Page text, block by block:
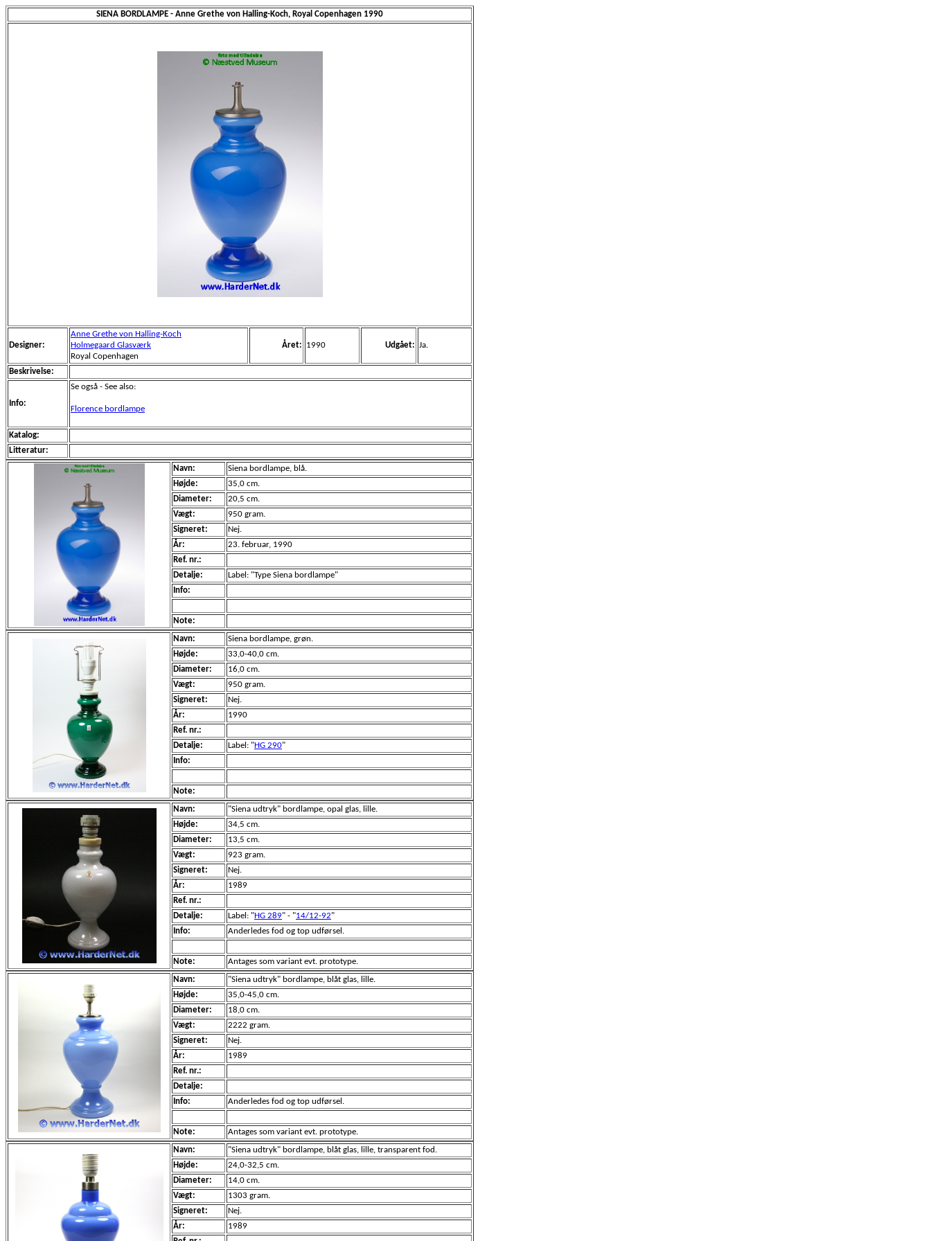
SIENA BORDLAMPE - Anne Grethe von Halling-Koch, Royal Copenhagen 1990
Designer:
Anne Grethe von Halling-Koch
Holmegaard Glasværk
Royal Copenhagen
Året: 1990 Udgået: Ja.
Beskrivelse:
Info:
Se også - See also:
Florence bordlampe
Katalog:
Litteratur:
Navn:
Siena bordlampe, blå.
Højde:
35,0 cm.
Diameter:
20,5 cm.
Vægt:
950 gram.
Signeret:
Nej.
År:
23. februar, 1990
Ref. nr.:
Detalje:
Label: "Type Siena bordlampe"
Info:
Note:
Navn:
Siena bordlampe, grøn.
Højde:
33,0-40,0 cm.
Diameter:
16,0 cm.
Vægt:
950 gram.
Signeret:
Nej.
År:
1990
Ref. nr.:
Detalje:
Label: "HG 290"
Info:
Note:
Navn:
"Siena udtryk" bordlampe, opal glas, lille.
Højde:
34,5 cm.
Diameter:
13,5 cm.
Vægt:
923 gram.
Signeret:
Nej.
År:
1989
Ref. nr.:
Detalje:
Label: "HG 289" - "14/12-92"
Info:
Anderledes fod og top udførsel.
Note:
Antages som variant evt. prototype.
Navn:
"Siena udtryk" bordlampe, blåt glas, lille.
Højde:
35,0-45,0 cm.
Diameter:
18,0 cm.
Vægt:
2222 gram.
Signeret:
Nej.
År:
1989
Ref. nr.:
Detalje:
Info:
Anderledes fod og top udførsel.
Note:
Antages som variant evt. prototype.
Navn:
"Siena udtryk" bordlampe, blåt glas, lille, transparent fod.
Højde:
24,0-32,5 cm.
Diameter:
14,0 cm.
Vægt:
1303 gram.
Signeret:
Nej.
År:
1989